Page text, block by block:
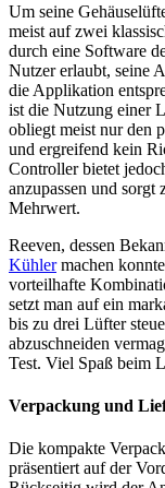
Um seine
meist auf zwei
durch eine Software
Nutzer erlaubt, seine
die Applikation
ist die Nutzung einer
obliegt meist nur den
und ergreifend kein
Controller bietet
anzupassen und sorgt
Mehrwert.
Reeven, dessen
Kühlermachen
vorteilhafte
setzt man auf ein
bis zu drei Lüfter
abzuschneiden
Test. Viel Spaß beim
Verpackung und
Die kompakte
präsentiert auf der